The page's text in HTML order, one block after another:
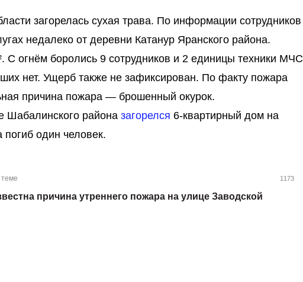
загорелась сухая трава. По информации сотрудников
недалеко от деревни Катанур Яранского района.
огнём боролись 9 сотрудников и 2 единицы техники МЧС
нет. Ущерб также не зафиксирован. По факту пожара
причина пожара — брошенный окурок.
Шабалинского района загорелся 6-квартирный дом на
один человек.
1173
причина утреннего пожара на улице Заводской